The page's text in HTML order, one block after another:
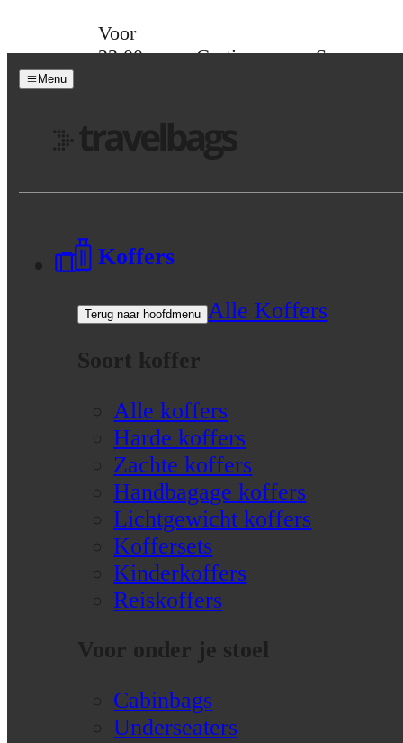
Voor
23:00
Gratis
Spaar
Menu
Koffers
Terug naar hoofdmenu
Alle Koffers
Soort koffer
Alle koffers
Harde koffers
Zachte koffers
Handbagage koffers
Lichtgewicht koffers
Koffersets
Kinderkoffers
Reiskoffers
Voor onder je stoel
Cabinbags
Underseaters